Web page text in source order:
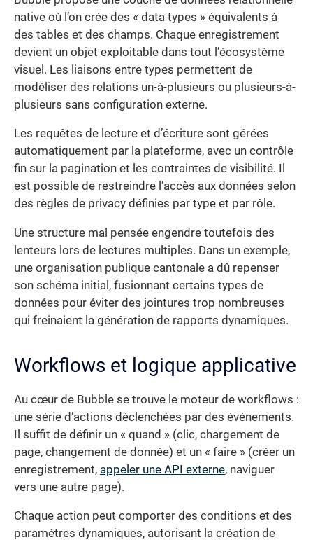
native où l’on crée des « data types » équivalents à
des tables et des champs. Chaque enregistrement
devient un objet exploitable dans tout l’écosystème
visuel. Les liaisons entre types permettent de
modéliser des relations un-à-plusieurs ou plusieurs-à-
plusieurs sans configuration externe.
Les requêtes de lecture et d’écriture sont gérées
automatiquement par la plateforme, avec un contrôle
fin sur la pagination et les contraintes de visibilité. Il
est possible de restreindre l’accès aux données selon
des règles de privacy définies par type et par rôle.
Une structure mal pensée engendre toutefois des
lenteurs lors de lectures multiples. Dans un exemple,
une organisation publique cantonale a dû repenser
son schéma initial, fusionnant certains types de
données pour éviter des jointures trop nombreuses
qui freinaient la génération de rapports dynamiques.
Workflows et logique applicative
Au cœur de Bubble se trouve le moteur de workflows :
une série d’actions déclenchées par des événements.
Il suffit de définir un « quand » (clic, chargement de
page, changement de donnée) et un « faire » (créer un
enregistrement, appeler une API externe, naviguer
vers une autre page).
Chaque action peut comporter des conditions et des
paramètres dynamiques, autorisant la création de